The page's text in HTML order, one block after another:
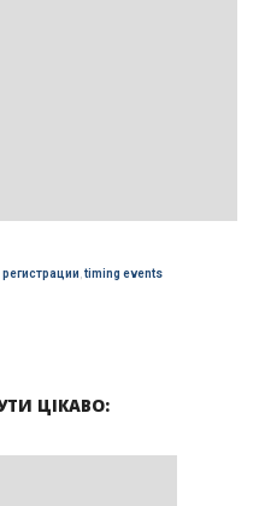
timing events
ЦІКАВО: